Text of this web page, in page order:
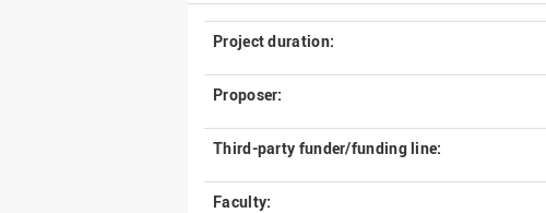
Project duration:
Proposer:
Third-party funder/funding line:
Faculty: